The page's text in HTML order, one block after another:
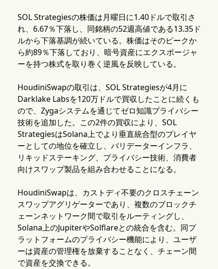
SOL Strategiesの株価は月曜日に1.40ドルで取引さ
れ、6.67％下落し、同銘柄の52週高値である13.35ド
ルから下落基調が続いている。株価はそのピークか
ら約89％下落しており、暗号資産にエクスポージャ
ーを持つ株式を取り巻く逆風を反映している。
HoudiniSwapの取引は、SOL Strategiesが4月に
Darklake Labsを120万ドルで買収したことに続くも
ので、Zygaシステムを通じてゼロ知識プライバシー
技術を追加した。この2件の買収により、SOL
StrategiesはSolana上でより垂直統合型のプレイヤ
ーとしての地位を確立し、バリデーターインフラ、
リキッドステーキング、プライバシー技術、消費者
向けスワップ製品を組み合わせることになる。
HoudiniSwapは、カストディ不要のクロスチェーン
スワップアグリゲーターであり、複数のブロックチ
ェーンネットワーク間で取引をルーティングし、
Solana上のJupiterやSolflareとの統合を含む。同プ
ラットフォームのプライバシー機能により、ユーザ
ーは資産の管理権を放棄することなく、チェーン間
で資産を交換できる。